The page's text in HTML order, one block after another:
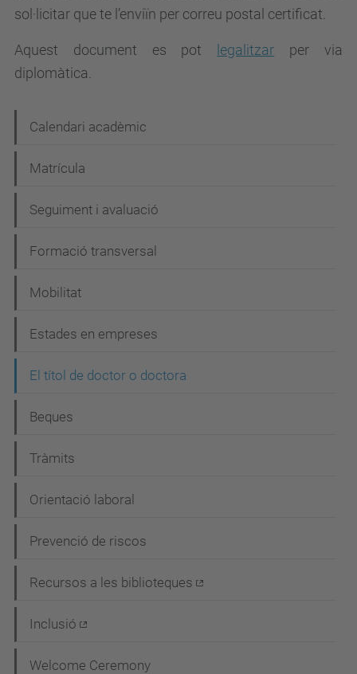
sol·licitar que te l’enviïn per correu postal certificat.
Aquest document es pot legalitzar per via
diplomàtica.
a
v
g
a
i
ó
Calendari acadèmic
Matrícula
Seguiment i avaluació
Formació transversal
Mobilitat
Estades en empreses
El títol de doctor o doctora
Beques
Tràmits
Orientació laboral
Prevenció de riscos
Recursos a les biblioteques
Inclusió
Welcome Ceremony